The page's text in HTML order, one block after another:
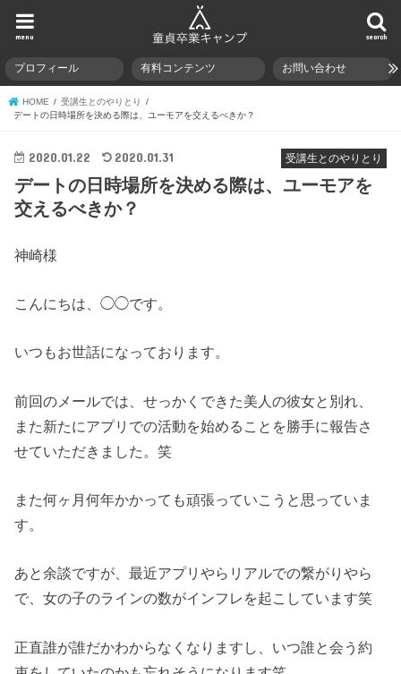
search
menu
プロフィール 有料コンテンツ お問い合わせ
HOME
受講生とのやりとり
デートの日時場所を決める際は、ユーモアを交えるべきか？
受講生とのやりとり
2020.01.22 2020.01.31
デートの日時場所を決める際は、ユーモアを
交えるべきか？
神崎様
こんにちは、◯◯です。
いつもお世話になっております。
前回のメールでは、せっかくできた美人の彼女と別れ、
また新たにアプリでの活動を始めることを勝手に報告さ
せていただきました。笑
また何ヶ月何年かかっても頑張っていこうと思っていま
す。
あと余談ですが、最近アプリやらリアルでの繋がりやら
で、女の子のラインの数がインフレを起こしています笑
正直誰が誰だかわからなくなりますし、いつ誰と会う約